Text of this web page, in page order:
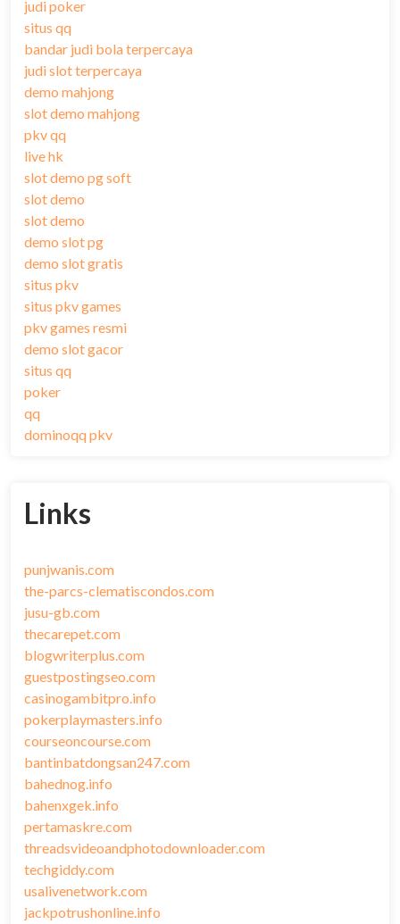
judi poker
situs qq
bandar judi bola terpercaya
judi slot terpercaya
demo mahjong
slot demo mahjong
pkv qq
live hk
slot demo pg soft
slot demo
slot demo
demo slot pg
demo slot gratis
situs pkv
situs pkv games
pkv games resmi
demo slot gacor
situs qq
poker
qq
dominoqq pkv
Links
punjwanis.com
the-parcs-clematiscondos.com
jusu-gb.com
thecarepet.com
blogwriterplus.com
guestpostingseo.com
casinogambitpro.info
pokerplaymasters.info
courseoncourse.com
bantinbatdongsan247.com
bahednog.info
bahenxgek.info
pertamaskre.com
threadsvideoandphotodownloader.com
techgiddy.com
usalivenetwork.com
jackpotrushonline.info